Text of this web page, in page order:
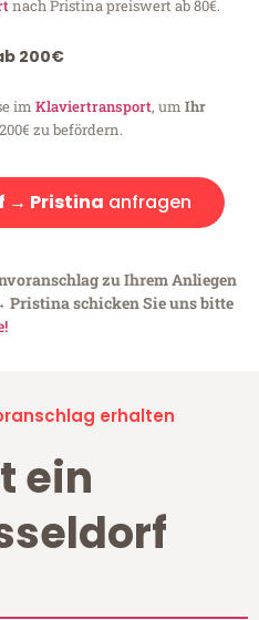
nach Pristina preiswert ab 80€.
200€
im Klaviertransport, um Ihr
zu befördern.
→ Pristina anfragen
zu Ihrem Anliegen
Pristina schicken Sie uns bitte
erhalten
ein